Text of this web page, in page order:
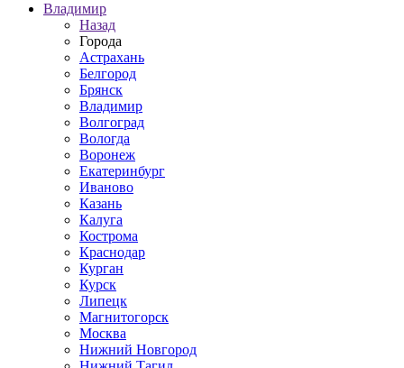
Владимир
Назад
Города
Астрахань
Белгород
Брянск
Владимир
Волгоград
Вологда
Воронеж
Екатеринбург
Иваново
Казань
Калуга
Кострома
Краснодар
Курган
Курск
Липецк
Магнитогорск
Москва
Нижний Новгород